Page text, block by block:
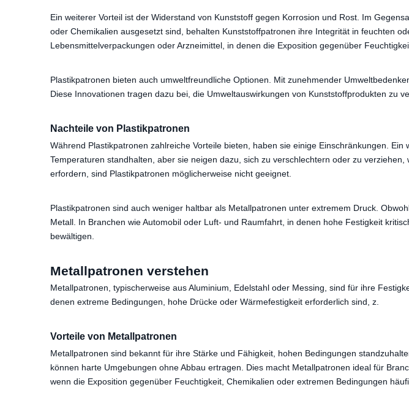
Ein weiterer Vorteil ist der Widerstand von Kunststoff gegen Korrosion und Rost. Im
oder Chemikalien ausgesetzt sind, behalten Kunststoffpatronen ihre Integrität in feuchten
Lebensmittelverpackungen oder Arzneimittel, in denen die Exposition gegenüber
Plastikpatronen bieten auch umweltfreundliche Optionen. Mit zunehmender
Diese Innovationen tragen dazu bei, die Umweltauswirkungen von Kunststoffprodukten zu
Nachteile von Plastikpatronen
Während Plastikpatronen zahlreiche Vorteile bieten, haben sie einige Einschränkungen.
Temperaturen standhalten, aber sie neigen dazu, sich zu verschlechtern oder zu
erfordern, sind Plastikpatronen möglicherweise nicht geeignet.
Plastikpatronen sind auch weniger haltbar als Metallpatronen unter extremem Druck.
Metall. In Branchen wie Automobil oder Luft- und Raumfahrt, in denen hohe Festigkeit
bewältigen.
Metallpatronen verstehen
Metallpatronen, typischerweise aus Aluminium, Edelstahl oder Messing, sind für ihre
denen extreme Bedingungen, hohe Drücke oder Wärmefestigkeit erforderlich sind, z.
Vorteile von Metallpatronen
Metallpatronen sind bekannt für ihre Stärke und Fähigkeit, hohen Bedingungen
können harte Umgebungen ohne Abbau ertragen. Dies macht Metallpatronen ideal für
wenn die Exposition gegenüber Feuchtigkeit, Chemikalien oder extremen Bedingungen